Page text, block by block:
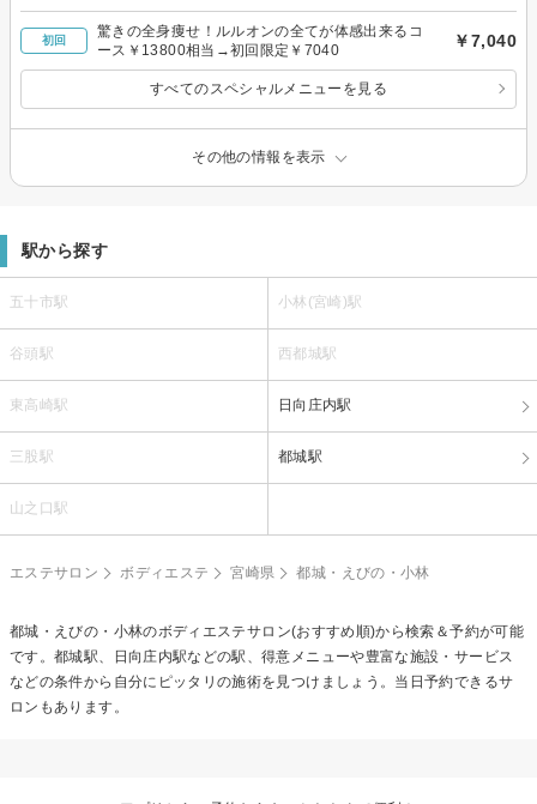
初回
驚きの全身痩せ！ルルオンの全てが体感出来るコ
ース￥13800相当→初回限定￥7040
￥7,040
すべてのスペシャルメニューを見る
その他の情報を表示
駅から探す
五十市駅 小林(宮崎)駅
谷頭駅 西都城駅
東高崎駅 日向庄内駅
三股駅 都城駅
山之口駅
エステサロン ボディエステ 宮崎県 都城・えびの・小林
都城・えびの・小林のボディエステサロン(おすすめ順)から検索＆予約が可能
です。都城駅、日向庄内駅などの駅、得意メニューや豊富な施設・サービス
などの条件から自分にピッタリの施術を見つけましょう。当日予約できるサ
ロンもあります。